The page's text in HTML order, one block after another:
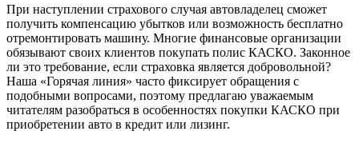
При наступлении страхового случая автовладелец сможет
получить компенсацию убытков или возможность бесплатно
отремонтировать машину. Многие финансовые организации
обязывают своих клиентов покупать полис КАСКО. Законное
ли это требование, если страховка является добровольной?
Наша «Горячая линия» часто фиксирует обращения с
подобными вопросами, поэтому предлагаю уважаемым
читателям разобраться в особенностях покупки КАСКО при
приобретении авто в кредит или лизинг.